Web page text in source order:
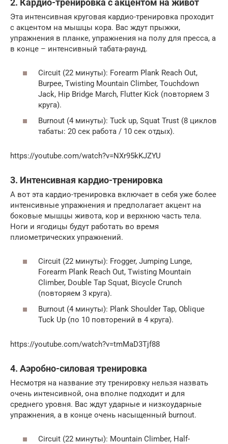
2. Кардио-тренировка с акцентом на живот
Эта интенсивная круговая кардио-тренировка проходит
с акцентом на мышцы кора. Вас ждут прыжки,
упражнения в планке, упражнения на полу для пресса, а
в конце – интенсивный табата-раунд.
Circuit (22 минуты): Forearm Plank Reach Out,
Burpee, Twisting Mountain Climber, Touchdown
Jack, Hip Bridge March, Flutter Kick (повторяем 3
круга).
Burnout (4 минуты): Tuck up, Squat Trust (8 циклов
табаты: 20 сек работа / 10 сек отдых).
https://youtube.com/watch?v=NXr95kKJZYU
3. Интенсивная кардио-тренировка
А вот эта кардио-тренировка включает в себя уже более
интенсивные упражнения и предполагает акцент на
боковые мышцы живота, кор и верхнюю часть тела.
Ноги и ягодицы будут работать во время
плиометрических упражнений.
Circuit (22 минуты): Frogger, Jumping Lunge,
Forearm Plank Reach Out, Twisting Mountain
Climber, Double Tap Squat, Bicycle Crunch
(повторяем 3 круга).
Burnout (4 минуты): Plank Shoulder Tap, Oblique
Tuck Up (по 10 повторений в 4 круга).
https://youtube.com/watch?v=tmMaD3Tjf88
4. Аэробно-силовая тренировка
Несмотря на название эту тренировку нельзя назвать
очень интенсивной, она вполне подходит и для
среднего уровня. Вас ждут ударные и низкоударные
упражнения, а в конце очень насыщенный burnout.
Circuit (22 минуты): Mountain Climber, Half-